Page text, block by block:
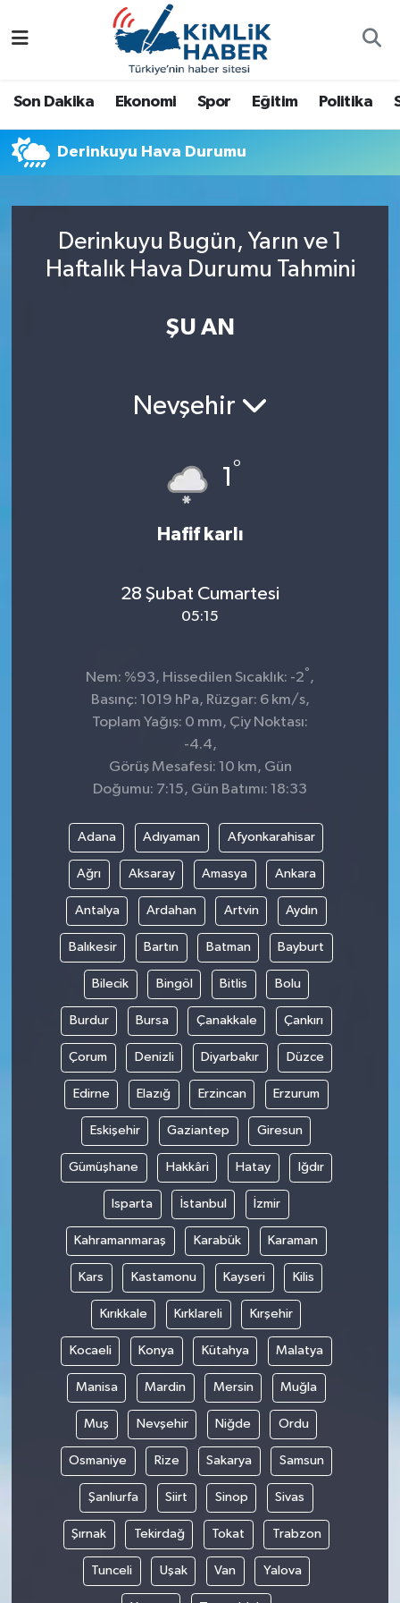
Son Dakika Ekonomi Spor Eğitim Politika
Derinkuyu Hava Durumu
Derinkuyu Bugün, Yarın ve 1
Haftalık Hava Durumu Tahmini
ŞU AN
Nevşehir
1 °
Hafif karlı
28 Şubat Cumartesi
05:15
Nem: %93, Hissedilen Sıcaklık: -2° ,
Basınç: 1019 hPa, Rüzgar: 6 km/s,
Toplam Yağış: 0 mm, Çiy Noktası:
-4.4,
Görüş Mesafesi: 10 km, Gün
Doğumu: 7:15, Gün Batımı: 18:33
Adana Adıyaman Afyonkarahisar
Ağrı Aksaray Amasya Ankara
Antalya Ardahan Artvin Aydın
Balıkesir Bartın Batman Bayburt
Bilecik Bingöl Bitlis Bolu
Burdur Bursa Çanakkale Çankırı
Çorum Denizli Diyarbakır Düzce
Edirne Elazığ Erzincan Erzurum
Eskişehir Gaziantep Giresun
Gümüşhane Hakkâri Hatay Iğdır
Isparta İstanbul İzmir
Kahramanmaraş Karabük Karaman
Kars Kastamonu Kayseri Kilis
Kırıkkale Kırklareli Kırşehir
Kocaeli Konya Kütahya Malatya
Manisa Mardin Mersin Muğla
Muş Nevşehir Niğde Ordu
Osmaniye Rize Sakarya Samsun
Şanlıurfa Siirt Sinop Sivas
Şırnak Tekirdağ Tokat Trabzon
Tunceli Uşak Van Yalova
Antalya
Dünya
Eğitim
Sağlık
Teknoloji
Nöbetçi Eczaneler
Namaz Vakitleri
Trafik Durumu
Süper Lig Puan Durumu ve Fikstür
Son Dakika Haberleri